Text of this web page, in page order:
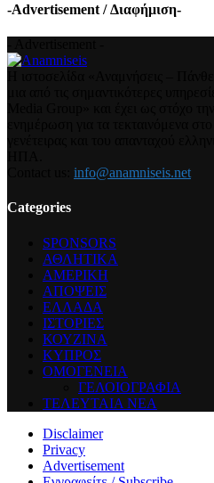
-Advertisement / Διαφήμιση-
info@anamniseis.net
Categories
SPONSORS
ΑΘΛΗΤΙΚΑ
ΑΜΕΡΙΚΗ
ΑΠΟΨΕΙΣ
ΕΛΛΑΔΑ
ΙΣΤΟΡΙΕΣ
ΚΟΥΖΙΝΑ
ΚΥΠΡΟΣ
ΟΜΟΓΕΝΕΙΑ
ΓΕΛΟΙΟΓΡΑΦΙΑ
ΤΕΛΕΥΤΑΙΑ ΝΕΑ
Disclaimer
Privacy
Advertisement